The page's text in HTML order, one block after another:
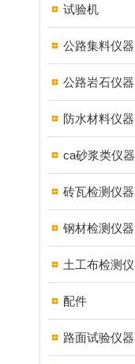
试验机
公路集料仪器
公路岩石仪器
防水材料仪器
ca砂浆类仪器
砖瓦检测仪器
钢材检测仪器
土工布检测仪
配件
路面试验仪器